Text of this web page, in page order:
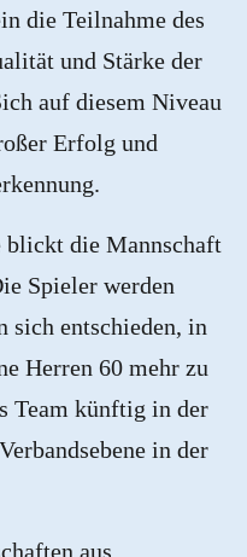
die Teilnahme des
und Stärke der
auf diesem Niveau
Erfolg und
blickt die Mannschaft
Spieler werden
sich entschieden, in
Herren 60 mehr zu
Team künftig in der
in der
aus